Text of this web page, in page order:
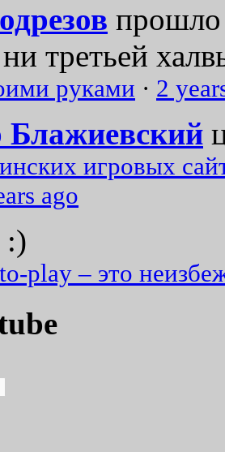
прошло
третьей
руками · 2
Блажиевский
игровых
ago
:)
play – это